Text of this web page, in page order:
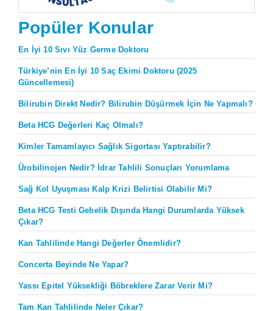
Popüler Konular
En İyi 10 Sıvı Yüz Germe Doktoru
Türkiye’nin En İyi 10 Saç Ekimi Doktoru (2025
Güncellemesi)
Bilirubin Direkt Nedir? Bilirubin Düşürmek İçin Ne Yapmalı?
Beta HCG Değerleri Kaç Olmalı?
Kimler Tamamlayıcı Sağlık Sigortası Yaptırabilir?
Ürobilinojen Nedir? İdrar Tahlili Sonuçları Yorumlama
Sağ Kol Uyuşması Kalp Krizi Belirtisi Olabilir Mi?
Beta HCG Testi Gebelik Dışında Hangi Durumlarda Yüksek
Çıkar?
Kan Tahlilinde Hangi Değerler Önemlidir?
Concerta Beyinde Ne Yapar?
Yassı Epitel Yüksekliği Böbreklere Zarar Verir Mi?
Tam Kan Tahlilinde Neler Çıkar?